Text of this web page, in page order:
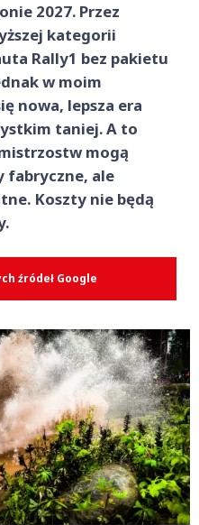
2027. Przez
kategorii
Rally1 bez pakietu
w moim
nowa, lepsza era
taniej. A to
mogą
fabryczne, ale
Koszty nie będą
źródeł Google